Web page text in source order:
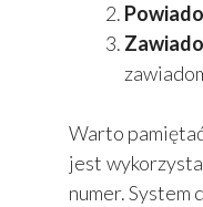
Warto
jest
numer. System